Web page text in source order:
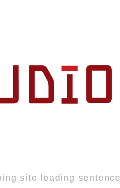
site leading sentence